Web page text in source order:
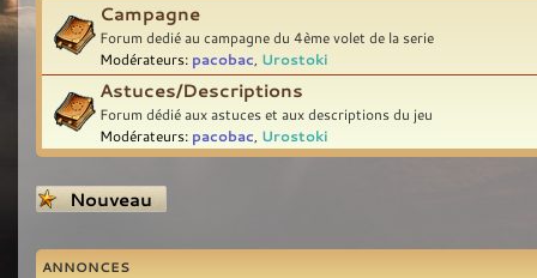
Campagne
Forum dedié au campagne du 4ème volet de la serie
Modérateurs: pacobac Urostoki
Astuces/Descriptions
Forum dédié aux astuces et aux descriptions du jeu
Modérateurs: pacobac Urostoki
Écrire un nouveau
sujet
ANNONCES